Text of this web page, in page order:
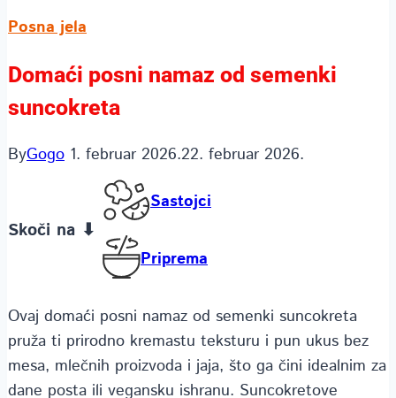
Posna jela
Domaći posni namaz od semenki
suncokreta
ByGogo 1. februar 2026.22. februar 2026.
Skoči na ⬇
Sastojci
Priprema
Ovaj domaći posni namaz od semenki suncokreta
pruža ti prirodno kremastu teksturu i pun ukus bez
mesa, mlečnih proizvoda i jaja, što ga čini idealnim za
dane posta ili vegansku ishranu. Suncokretove